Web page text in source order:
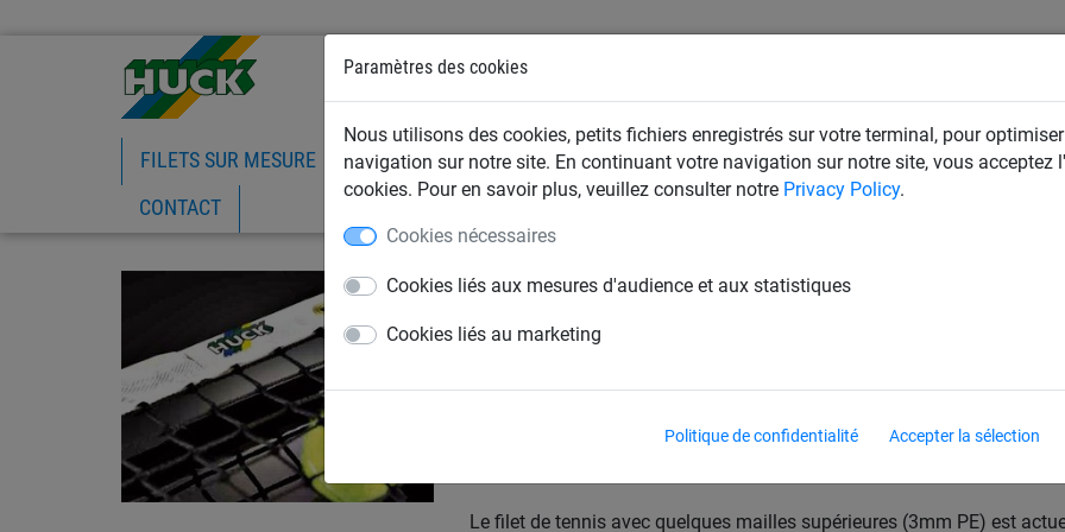
Paramètres des cookies
Nous utilisons des cookies, petits fichiers enregistrés sur votre terminal, pour
navigation sur notre site. En continuant votre navigation sur notre site, vous acceptez
cookies. Pour en savoir plus, veuillez consulter notre Privacy Policy.
Cookies nécessaires
Cookies liés aux mesures d'audience et aux statistiques
Cookies liés au marketing
Politique de confidentialité Accepter la sélection
FILETS SUR MESURE FILETS DE BATIMENT FILETS D'INDUSTRIE FILETS DE MAISON & JARDIN
CONTACT
11 juin 2019
Remplacez les filets de tennis dans
Huck propose des filets de tennis professionnels pour l'intérieur et
européennes de compétition. Nos filets professionnels sont fabriqués
qualité en polypropylène, polyester ou nylon. Les filets de tennis en
Chez Huck, les fibres des filets sont extrudées sur site et tricotées
Le filet de tennis avec quelques mailles supérieures (3mm PE) est